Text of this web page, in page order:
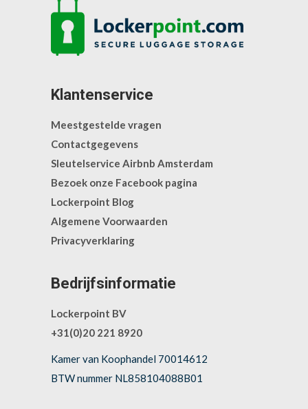
Klantenservice
Meestgestelde vragen
Contactgegevens
Sleutelservice Airbnb Amsterdam
Bezoek onze Facebook pagina
Lockerpoint Blog
Algemene Voorwaarden
Privacyverklaring
Bedrijfsinformatie
Lockerpoint BV
+31(0)20 221 8920
Kamer van Koophandel 70014612
BTW nummer NL858104088B01